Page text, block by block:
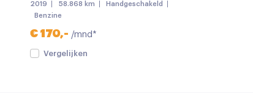
2019 58.868 km
Handgeschakeld
Benzine
€ 170,- /mnd*
Vergelijken